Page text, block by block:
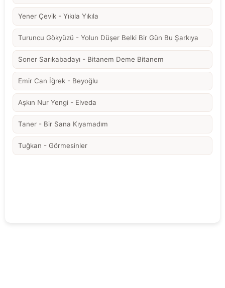
Yener Çevik - Yıkıla Yıkıla
Turuncu Gökyüzü - Yolun Düşer Belki Bir Gün Bu Şarkıya
Soner Sarıkabadayı - Bitanem Deme Bitanem
Emir Can İğrek - Beyoğlu
Aşkın Nur Yengi - Elveda
Taner - Bir Sana Kıyamadım
Tuğkan - Görmesinler